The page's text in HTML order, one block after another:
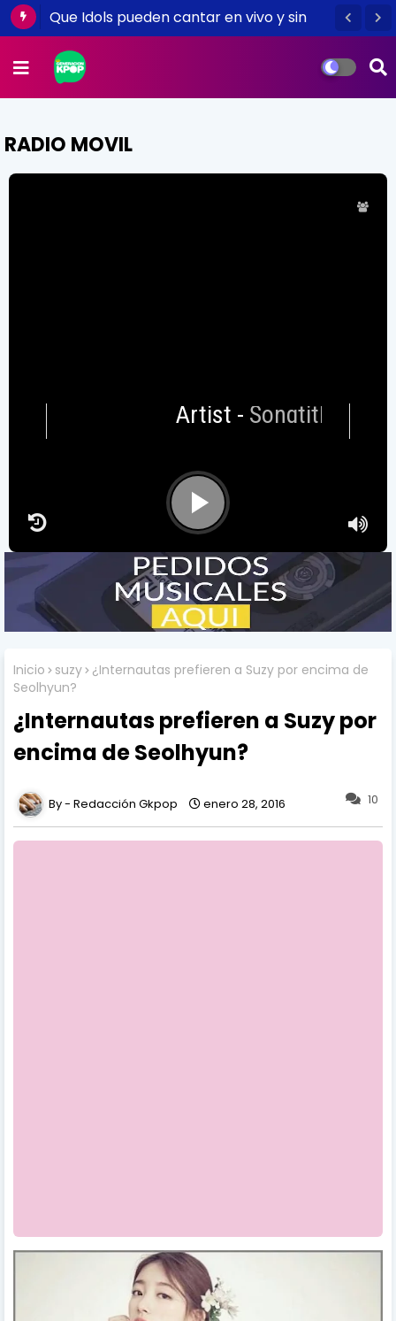
ACTRIZ PORNO DIJO QUE QUIERE TENER
IDOLS KPOP
RADIO MOVIL
-Songtitle
Inicio suzy ¿Internautas prefieren a Suzy por encima de
Seolhyun?
¿Internautas prefieren a Suzy por
encima de Seolhyun?
10
Redacción Gkpop enero 28, 2016